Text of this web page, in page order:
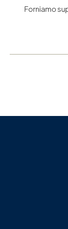
Forniamo